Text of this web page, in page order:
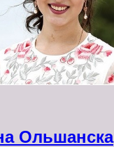
Ольшанска